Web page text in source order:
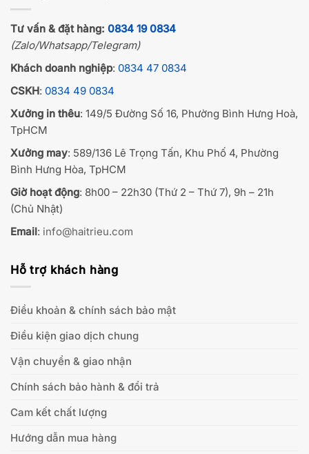
Tư vấn & đặt hàng: 0834 19 0834
(Zalo/Whatsapp/Telegram)
Khách doanh nghiệp: 0834 47 0834
CSKH: 0834 49 0834
Xưởng in thêu: 149/5 Đường Số 16, Phường Bình Hưng Hoà,
TpHCM
Xưởng may: 589/136 Lê Trọng Tấn, Khu Phố 4, Phường
Bình Hưng Hòa, TpHCM
Giờ hoạt động: 8h00 – 22h30 (Thứ 2 – Thứ 7), 9h – 21h
(Chủ Nhật)
Email: info@haitrieu.com
Hỗ trợ khách hàng
Điều khoản & chính sách bảo mật
Điều kiện giao dịch chung
Vận chuyển & giao nhận
Chính sách bảo hành & đổi trả
Cam kết chất lượng
Hướng dẫn mua hàng